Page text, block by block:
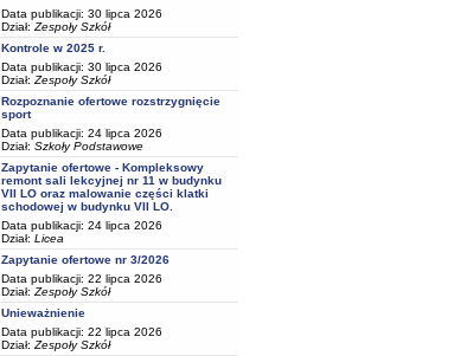
Data publikacji: 30 lipca 2026
Dział: Zespoły Szkół
Kontrole w 2025 r.
Data publikacji: 30 lipca 2026
Dział: Zespoły Szkół
Rozpoznanie ofertowe rozstrzygnięcie
sport
Data publikacji: 24 lipca 2026
Dział: Szkoły Podstawowe
Zapytanie ofertowe - Kompleksowy
remont sali lekcyjnej nr 11 w budynku
VII LO oraz malowanie części klatki
schodowej w budynku VII LO.
Data publikacji: 24 lipca 2026
Dział: Licea
Zapytanie ofertowe nr 3/2026
Data publikacji: 22 lipca 2026
Dział: Zespoły Szkół
Unieważnienie
Data publikacji: 22 lipca 2026
Dział: Zespoły Szkół